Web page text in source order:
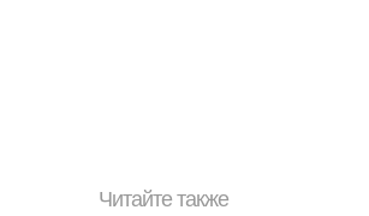
Читайте также